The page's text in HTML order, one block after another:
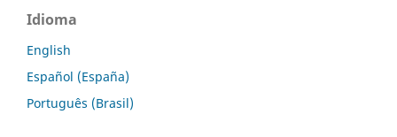
Idioma
English
Español (España)
Português (Brasil)